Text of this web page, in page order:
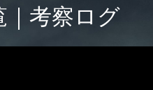
｜考察ログ